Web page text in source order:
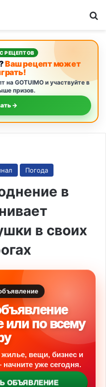
РЕЦЕПТОВ
Ваш рецепт может
на GOTUIMO и участвуйте в
призов.
→
Погода
в
в своих
или по всему
вещи, бизнес и
уже сегодня.
ОБЪЯВЛЕНИЕ